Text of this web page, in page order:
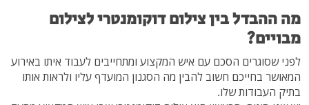
מה ההבדל בין צילום דוקומנטרי לצילום
מבויים?
לפני שסוגרים הסכם עם איש המקצוע ומתחייבים לעבוד איתו באירוע
המאושר בחייכם חשוב להבין מה הסגנון המועדף עליו ולראות אותו
בתיק העבודות שלו.